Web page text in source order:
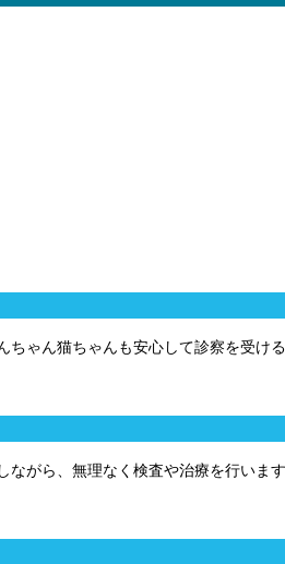
ゃん猫ちゃんも安心して診察を受ける
がら、無理なく検査や治療を行います